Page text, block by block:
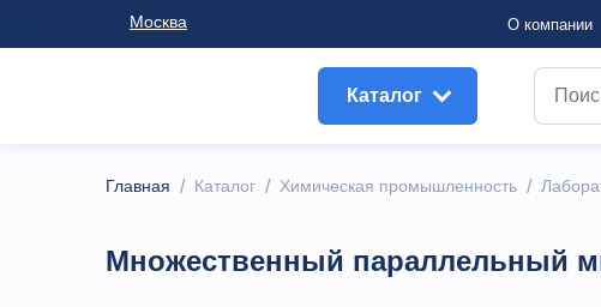
Москва О компании
Каталог
Главная / Каталог / Химическая промышленность /
Множественный параллельный